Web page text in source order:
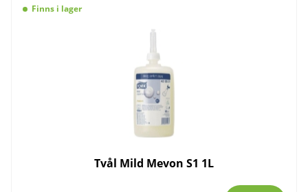
Finns i lager
Tvål Mild Mevon S1 1L